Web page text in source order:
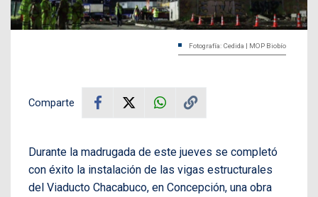
Fotografía: Cedida | MOP Biobío
Comparte
Durante la madrugada de este jueves se completó
con éxito la instalación de las vigas estructurales
del Viaducto Chacabuco, en Concepción, una obra